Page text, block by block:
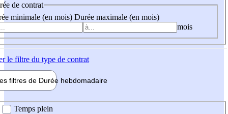
de contrat
minimale (en mois) Durée maximale (en mois)
mois
le filtre du type de contrat
filtres de Durée hebdomadaire
Temps plein